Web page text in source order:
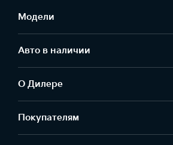
Модели
Авто в наличии
О Дилере
Покупателям